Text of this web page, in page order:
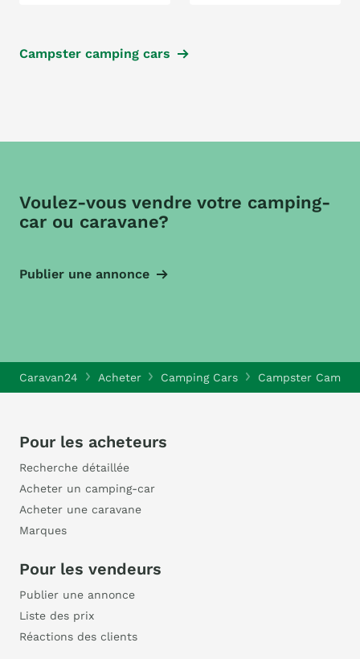
Campster camping cars
Voulez-vous vendre votre camping-
car ou caravane?
Publier une annonce
Caravan24 Acheter Camping Cars Campster
Pour les acheteurs
Recherche détaillée
Acheter un camping-car
Acheter une caravane
Marques
Pour les vendeurs
Publier une annonce
Liste des prix
Réactions des clients